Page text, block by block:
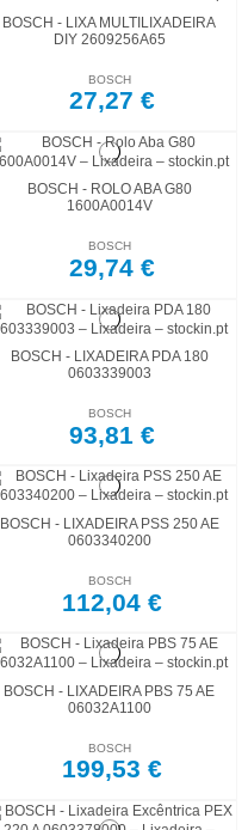
BOSCH - LIXA MULTILIXADEIRA
DIY 2609256A65
BOSCH
27,27 €
BOSCH - ROLO ABA G80
1600A0014V
BOSCH
29,74 €
BOSCH - LIXADEIRA PDA 180
0603339003
BOSCH
93,81 €
BOSCH - LIXADEIRA PSS 250 AE
0603340200
BOSCH
112,04 €
BOSCH - LIXADEIRA PBS 75 AE
06032A1100
BOSCH
199,53 €